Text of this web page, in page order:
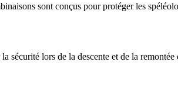
sont conçus pour protéger les
sécurité lors de la descente et de la